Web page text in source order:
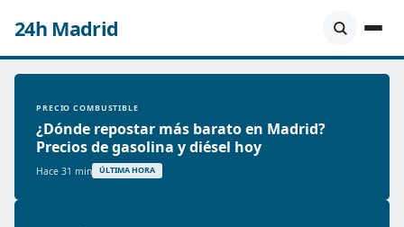
24h Madrid
PRECIO COMBUSTIBLE
¿Dónde repostar más barato en Madrid?
Precios de gasolina y diésel hoy
Hace 31 min ÚLTIMA HORA